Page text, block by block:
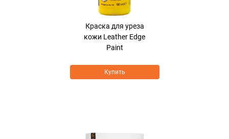
Краска для уреза
кожи Leather Edge
Paint
Купить